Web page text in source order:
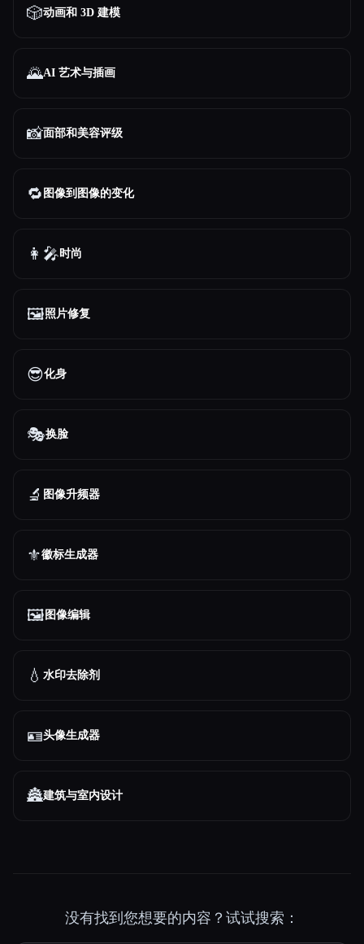
🎲动画和 3D 建模
🌄AI 艺术与插画
📸面部和美容评级
🔁 图像到图像的变化
👩‍🎤时尚
🖼️照片修复
😎化身
🎭换脸
🔬 图像升频器
⚜️徽标生成器
🖼️ 图像编辑
💧 水印去除剂
🪪头像生成器
🏯建筑与室内设计
没有找到您想要的内容？试试搜索：